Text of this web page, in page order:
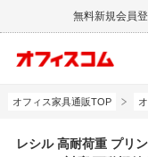
無料新規会員
オフィス家具通販TOP
レシル 高耐荷重 プリ